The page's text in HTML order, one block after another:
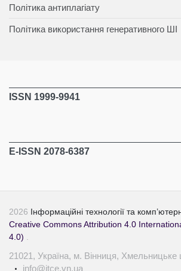
Політика антиплагіату
Політика використання генеративного ШІ
ISSN 1999-9941
E-ISSN 2078-6387
2026 Інформаційні технології та
Creative Commons Attribution 4.0
4.0)
21021, Україна, м. Вінниця,
info@itce.vn.ua